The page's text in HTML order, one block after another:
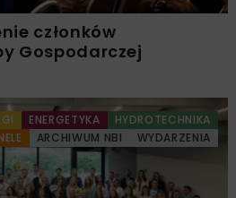
członków
Gospodarczej
ENERGETYKA
HYDROTECHNIKA
ARCHIWUM NBI WYDARZENIA